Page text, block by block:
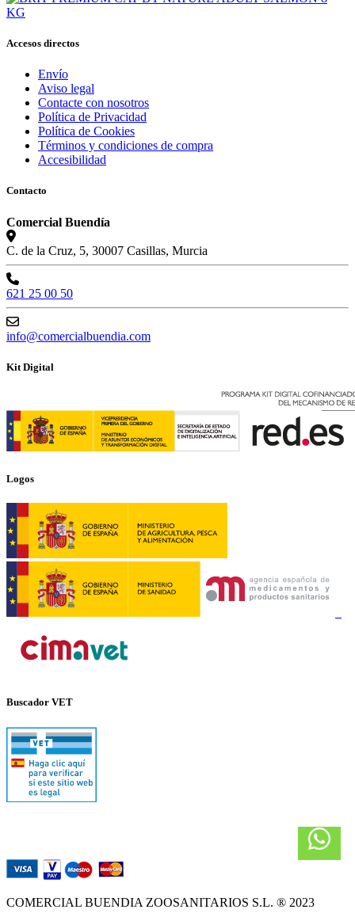
Accesos directos
Envío
Aviso legal
Contacte con nosotros
Política de Privacidad
Política de Cookies
Términos y condiciones de compra
Accesibilidad
Contacto
Comercial Buendía
C. de la Cruz, 5, 30007 Casillas, Murcia
621 25 00 50
info@comercialbuendia.com
Kit Digital
Logos
Buscador VET
COMERCIAL BUENDIA ZOOSANITARIOS S.L. ® 2023